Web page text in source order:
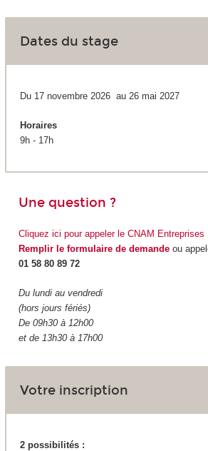
Dates du stage
Du 17 novembre 2026 au 26 mai 2027
Horaires
9h - 17h
Une question ?
Cliquez ici pour appeler le CNAM Entreprises
Remplir le formulaire de demandeou
01 58 80 89 72
Du lundi au vendredi
(hors jours fériés)
De 09h30 à 12h00
et de 13h30 à 17h00
Votre inscription
2 possibilités :